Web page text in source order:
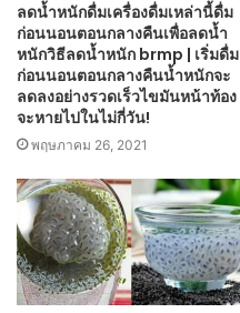
ลดน้ำหนักดื่มเครื่องดื่มเหล่านี้ดื่ม
ก่อนนอนตอนกลางคืนเพื่อลดน้ำ
หนักวิธีลดน้ำหนัก brmp | เริ่มดื่ม
ก่อนนอนตอนกลางคืนน้ำหนักจะ
ลดลงอย่างรวดเร็วไขมันหน้าท้อง
จะหายไปในไม่กี่วัน!
พฤษภาคม 26, 2021